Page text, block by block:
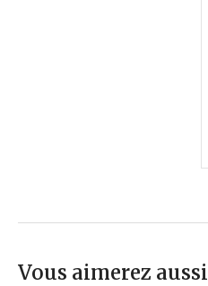
Vous aimerez aussi